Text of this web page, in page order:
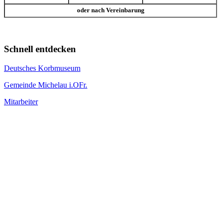
oder nach Vereinbarung
Schnell entdecken
Deutsches Korbmuseum
Gemeinde Michelau i.OFr.
Mitarbeiter